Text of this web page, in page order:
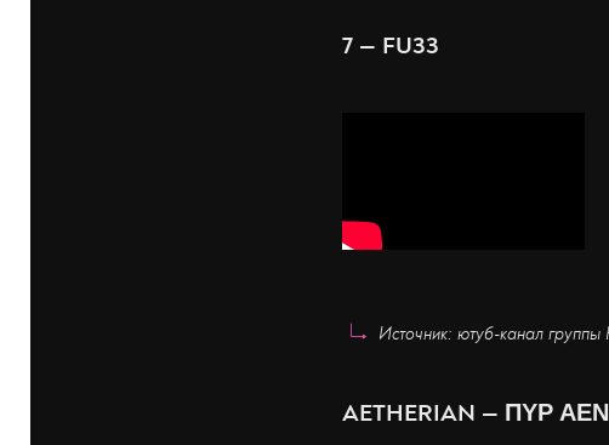
7 — FU33
Источник: ютуб-канал группы
AETHERIAN — ΠΥΡ